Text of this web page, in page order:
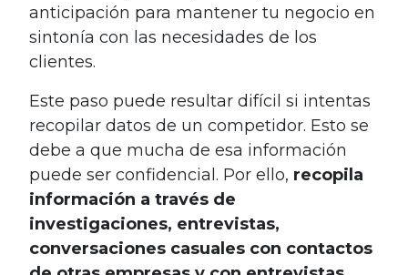
anticipación para mantener tu negocio en
sintonía con las necesidades de los
clientes.
Este paso puede resultar difícil si intentas
recopilar datos de un competidor. Esto se
debe a que mucha de esa información
puede ser confidencial. Por ello, recopila
información a través de
investigaciones, entrevistas,
conversaciones casuales con contactos